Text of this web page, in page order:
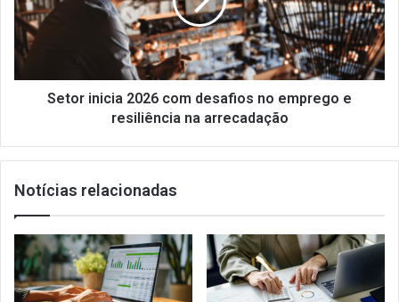
no
emprego
e
resiliência
Setor inicia 2026 com desafios no emprego e
resiliência na arrecadação
Notícias relacionadas